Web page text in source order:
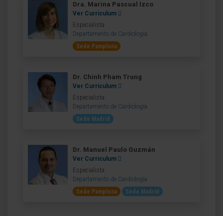
Dra. Marina Pascual Izco
Ver Curriculum
Especialista
Departamento de Cardiología
Sede Pamplona
Dr. Chinh Pham Trung
Ver Curriculum
Especialista
Departamento de Cardiología
Sede Madrid
Dr. Manuel Paulo Guzmán
Ver Curriculum
Especialista
Departamento de Cardiología
Sede Pamplona
Sede Madrid